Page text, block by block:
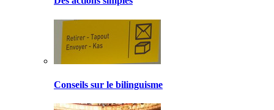
Conseils sur le bilinguisme